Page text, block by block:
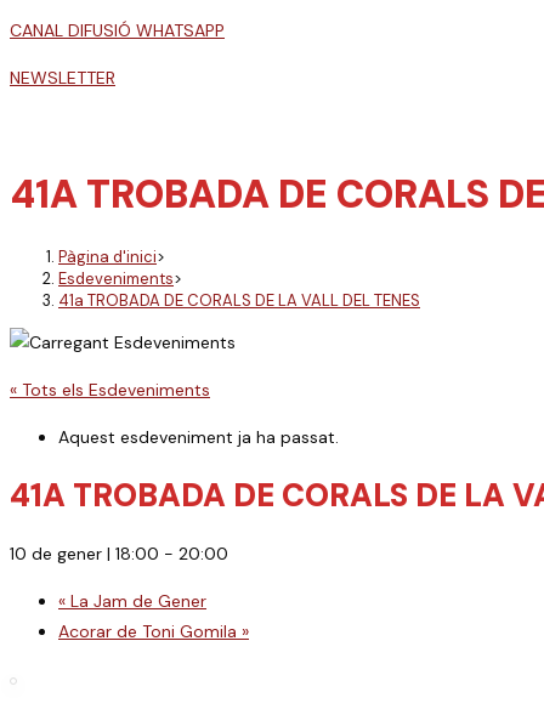
CANAL DIFUSIÓ WHATSAPP
NEWSLETTER
41A TROBADA DE CORALS
Pàgina d'inici>
Esdeveniments>
41a TROBADA DE CORALS DE LA VALL DEL TENES
« Tots els Esdeveniments
Aquest esdeveniment ja ha passat.
41A TROBADA DE CORALS DE LA
10 de gener | 18:00 - 20:00
« La Jam de Gener
Acorar de Toni Gomila »